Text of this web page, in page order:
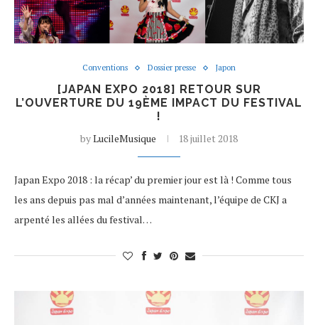
Conventions Dossier presse Japon
[JAPAN EXPO 2018] RETOUR SUR
L’OUVERTURE DU 19ÈME IMPACT DU FESTIVAL
!
byLucileMusique 18 juillet 2018
Japan Expo 2018 : la récap’ du premier jour est là ! Comme tous
les ans depuis pas mal d’années maintenant, l’équipe de CKJ a
arpenté les allées du festival…